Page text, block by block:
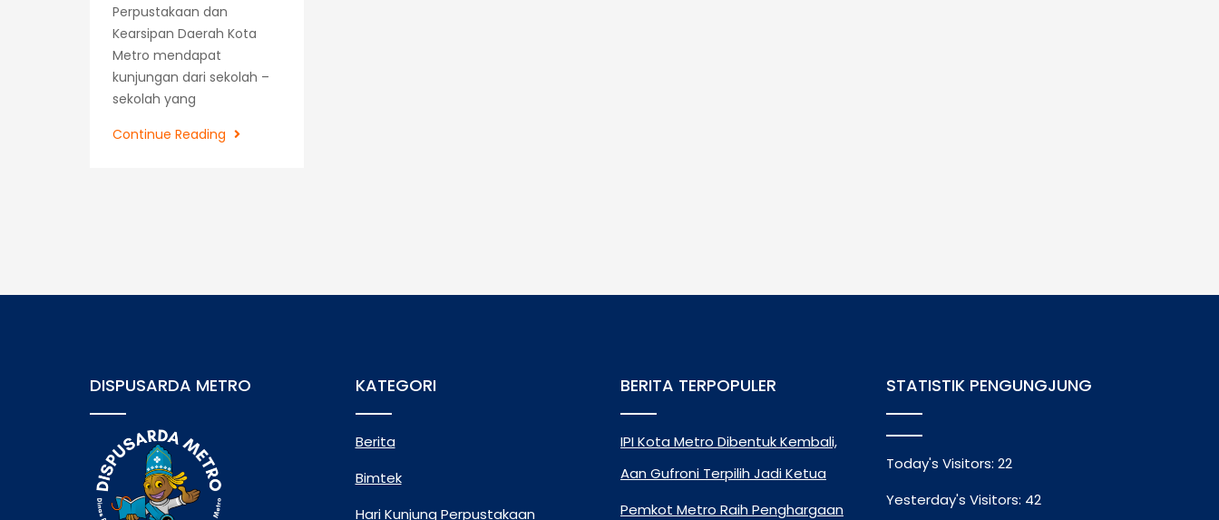
Perpustakaan dan
Kearsipan Daerah Kota
Metro mendapat
kunjungan dari sekolah –
sekolah yang
Continue Reading
Awal
DISPUSARDA METRO KATEGORI
Berita
Bimtek
Hari Kunjung Perpustakaan
BERITA TERPOPULER
IPI Kota Metro Dibentuk Kembali,
Aan Gufroni Terpilih Jadi Ketua
Pemkot Metro Raih Penghargaan
STATISTIK PENGUNGJUNG
Today's Visitors: 22
Yesterday's Visitors: 42